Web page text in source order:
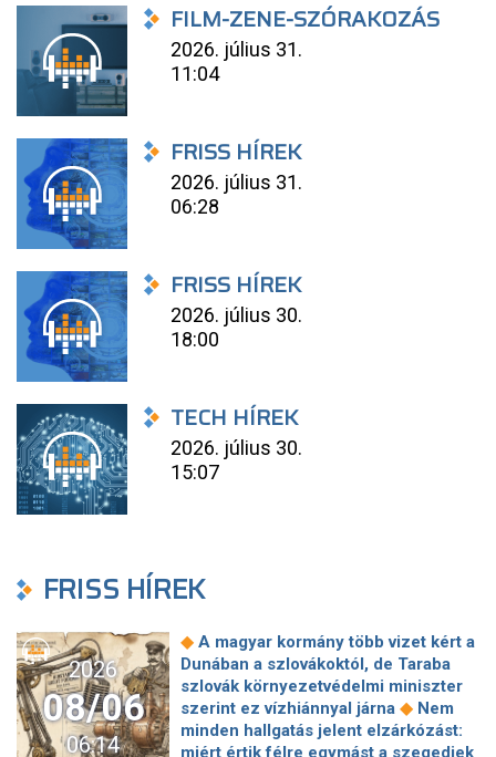
FILM-ZENE-SZÓRAKOZÁS
2026. július 31.
11:04
FRISS HÍREK
2026. július 31.
06:28
FRISS HÍREK
2026. július 30.
18:00
TECH HÍREK
2026. július 30.
15:07
FRISS HÍREK
2026
08/06
06:14
◆ A magyar kormány több vizet kért a
Dunában a szlovákoktól, de Taraba
szlovák környezetvédelmi miniszter
szerint ez vízhiánnyal járna ◆ Nem
minden hallgatás jelent elzárkózást:
miért értik félre egymást a szegediek